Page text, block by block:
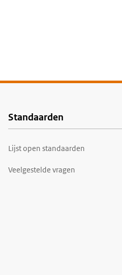
Voet
Standaarden
Lijst open standaarden
Veelgestelde vragen